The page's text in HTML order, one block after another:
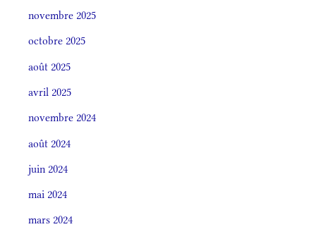
novembre 2025
octobre 2025
août 2025
avril 2025
novembre 2024
août 2024
juin 2024
mai 2024
mars 2024